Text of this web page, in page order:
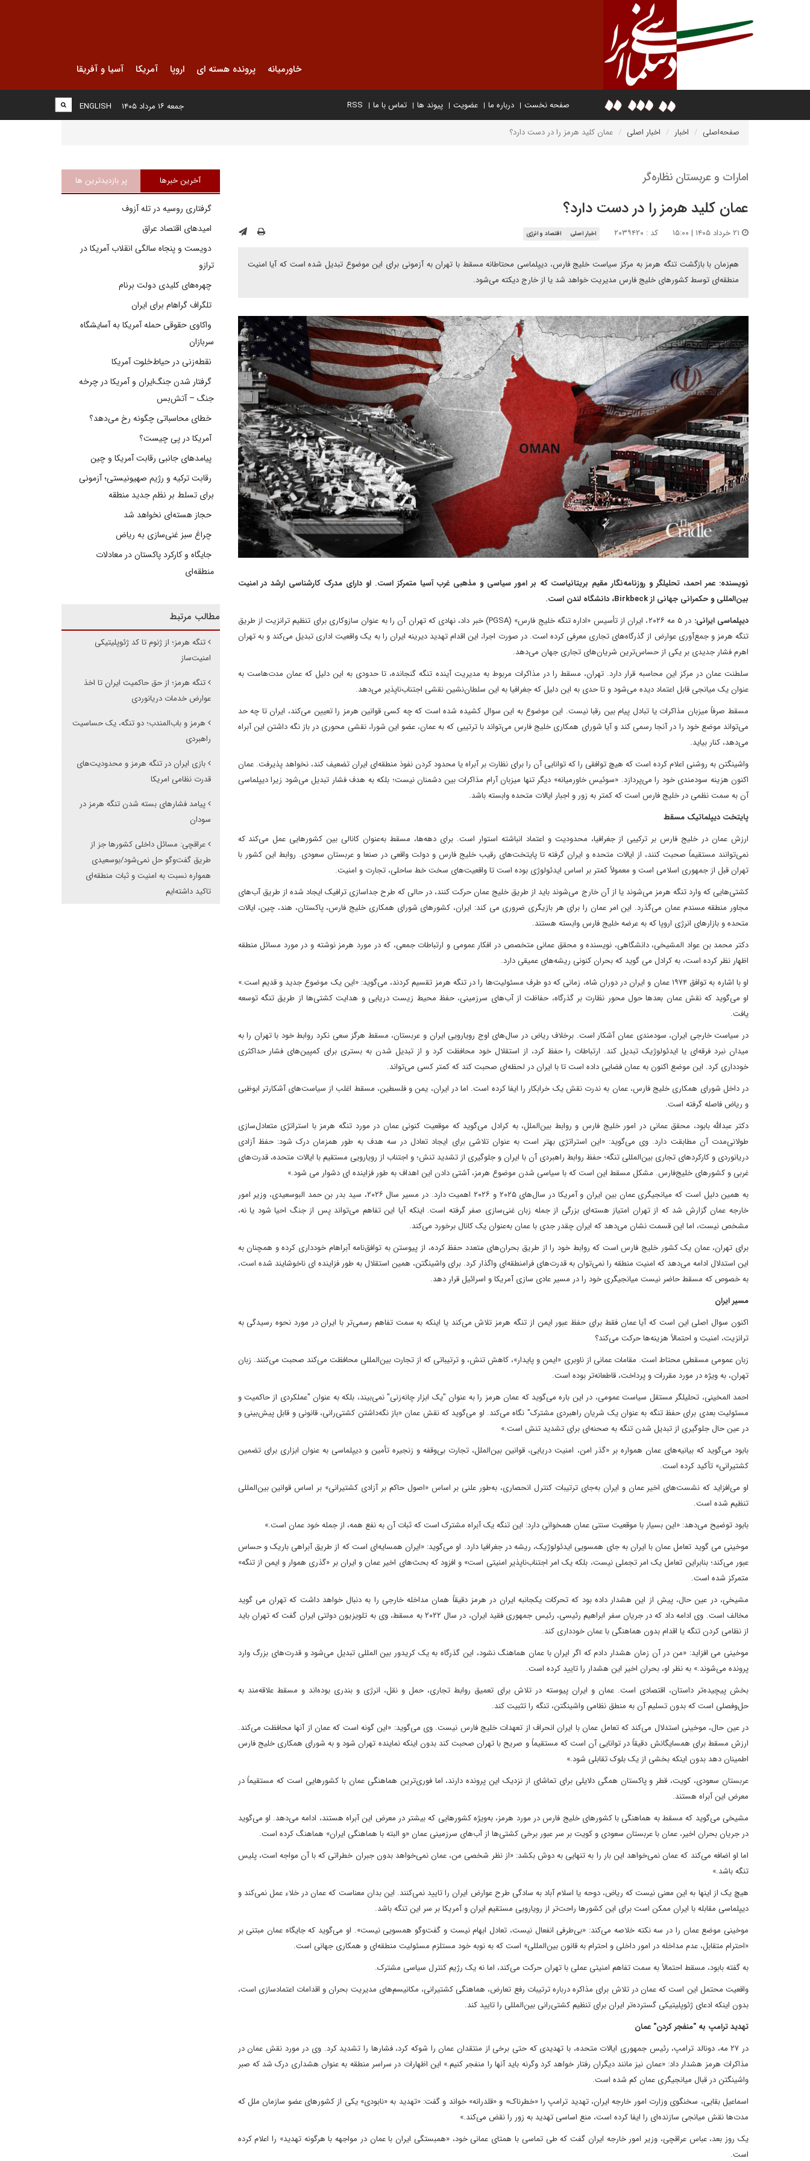
خاورمیانه پرونده هسته ای اروپا آمریکا آسیا و آفریقا
صفحه نخست درباره ما عضویت پیوند ها تماس با ما RSS
ENGLISH جمعه ۱۶ مرداد ۱۴۰۵
صفحه‌اصلی اخبار اخبار اصلی عمان کلید هرمز را در دست دارد؟
امارات و عربستان نظاره‌گر
عمان کلید هرمز را در دست دارد؟
کد : ۲۰۳۹۴۲۰ اخبار اصلی اقتصاد و انرژی
هم‌زمان با بازگشت تنگه هرمز به مرکز سیاست خلیج فارس، دیپلماسی محتاطانه مسقط با تهران به آزمونی برای این موضوع تبدیل شده است که آیا امنیت
منطقه‌ای توسط کشورهای خلیج فارس مدیریت خواهد شد یا از خارج دیکته می‌شود.
نویسنده: عمر احمد، تحلیلگر و روزنامه‌نگار مقیم بریتانیاست که بر امور سیاسی و مذهبی غرب آسیا متمرکز است. او دارای مدرک کارشناسی ارشد در امنیت
بین‌المللی و حکمرانی جهانی از Birkbeck، دانشگاه لندن است.
دیپلماسی ایرانی:
در ۵ مه ۲۰۲۶، ایران از تأسیس «اداره تنگه خلیج فارس» (PGSA) خبر داد، نهادی که تهران آن را به عنوان سازوکاری برای تنظیم ترانزیت از طریق
تنگه هرمز و جمع‌آوری عوارض از گذرگاه‌های تجاری معرفی کرده است. در صورت اجرا، این اقدام تهدید دیرینه ایران را به یک واقعیت اداری تبدیل می‌کند و به تهران
اهرم فشار جدیدی بر یکی از حساس‌ترین شریان‌های تجاری جهان می‌دهد.
سلطنت عمان در مرکز این محاسبه قرار دارد. تهران، مسقط را در مذاکرات مربوط به مدیریت آینده تنگه گنجانده، تا حدودی به این دلیل که عمان مدت‌هاست به
عنوان یک میانجی قابل اعتماد دیده می‌شود و تا حدی به این دلیل که جغرافیا به این سلطان‌نشین نقشی اجتناب‌ناپذیر می‌دهد.
مسقط صرفاً میزبان مذاکرات یا تبادل پیام بین رقبا نیست. این موضوع به این سوال کشیده شده است که چه کسی قوانین هرمز را تعیین می‌کند، ایران تا چه حد
می‌تواند موضع خود را در آنجا رسمی کند و آیا شورای همکاری خلیج فارس می‌تواند با ترتیبی که به عمان، عضو این شورا، نقشی محوری در باز نگه داشتن این آبراه
می‌دهد، کنار بیاید.
واشینگتن به روشنی اعلام کرده است که هیچ توافقی را که توانایی آن را برای نظارت بر آبراه یا محدود کردن نفوذ منطقه‌ای ایران تضعیف کند، نخواهد پذیرفت. عمان
اکنون هزینه سودمندی خود را می‌پردازد. «سوئیس خاورمیانه» دیگر تنها میزبان آرام مذاکرات بین دشمنان نیست؛ بلکه به هدف فشار تبدیل می‌شود زیرا دیپلماسی
آن به سمت نظمی در خلیج فارس است که کمتر به زور و اجبار ایالات متحده وابسته باشد.
پایتخت دیپلماتیک مسقط
ارزش عمان در خلیج فارس بر ترکیبی از جغرافیا، محدودیت و اعتماد انباشته استوار است. برای دهه‌ها، مسقط به‌عنوان کانالی بین کشورهایی عمل می‌کند که
نمی‌توانند مستقیماً صحبت کنند، از ایالات متحده و ایران گرفته تا پایتخت‌های رقیب خلیج فارس و دولت واقعی در صنعا و عربستان سعودی. روابط این کشور با
تهران قبل از جمهوری اسلامی است و معمولاً کمتر بر اساس ایدئولوژی بوده است تا واقعیت‌های سخت خط ساحلی، تجارت و امنیت.
کشتی‌هایی که وارد تنگه هرمز می‌شوند یا از آن خارج می‌شوند باید از طریق خلیج عمان حرکت کنند، در حالی که طرح جداسازی ترافیک ایجاد شده از طریق آب‌های
مجاور منطقه مسندم عمان می‌گذرد. این امر عمان را برای هر بازیگری ضروری می کند: ایران، کشورهای شورای همکاری خلیج فارس، پاکستان، هند، چین، ایالات
متحده و بازارهای انرژی اروپا که به عرضه خلیج فارس وابسته هستند.
دکتر محمد بن عواد المشیخی، دانشگاهی، نویسنده و محقق عمانی متخصص در افکار عمومی و ارتباطات جمعی، که در مورد هرمز نوشته و در مورد مسائل منطقه
اظهار نظر کرده است، به کرادل می گوید که بحران کنونی ریشه‌های عمیقی دارد.
او با اشاره به توافق ۱۹۷۴ عمان و ایران در دوران شاه، زمانی که دو طرف مسئولیت‌ها را در تنگه هرمز تقسیم کردند، می‌گوید: «این یک موضوع جدید و قدیم است.»
او می‌گوید که نقش عمان بعدها حول محور نظارت بر گذرگاه، حفاظت از آب‌های سرزمینی، حفظ محیط زیست دریایی و هدایت کشتی‌ها از طریق تنگه توسعه
یافت.
در سیاست خارجی ایران، سودمندی عمان آشکار است. برخلاف ریاض در سال‌های اوج رویارویی ایران و عربستان، مسقط هرگز سعی نکرد روابط خود با تهران را به
میدان نبرد فرقه‌ای یا ایدئولوژیک تبدیل کند. ارتباطات را حفظ کرد، از استقلال خود محافظت کرد و از تبدیل شدن به بستری برای کمپین‌های فشار حداکثری
خودداری کرد. این موضع اکنون به عمان فضایی داده است تا با ایران در لحظه‌ای صحبت کند که کمتر کسی می‌تواند.
در داخل شورای همکاری خلیج فارس، عمان به ندرت نقش یک خرابکار را ایفا کرده است. اما در ایران، یمن و فلسطین، مسقط اغلب از سیاست‌های آشکارتر ابوظبی
و ریاض فاصله گرفته است.
دکتر عبدالله بابود، محقق عمانی در امور خلیج فارس و روابط بین‌الملل، به کرادل می‌گوید که موقعیت کنونی عمان در مورد تنگه هرمز با استراتژی متعادل‌سازی
طولانی‌مدت آن مطابقت دارد. وی می‌گوید: «این استراتژی بهتر است به عنوان تلاشی برای ایجاد تعادل در سه هدف به طور همزمان درک شود: حفظ آزادی
دریانوردی و کارکردهای تجاری بین‌المللی تنگه؛ حفظ روابط راهبردی آن با ایران و جلوگیری از تشدید تنش؛ و اجتناب از رویارویی مستقیم با ایالات متحده، قدرت‌های
غربی و کشورهای خلیج‌فارس. مشکل مسقط این است که با سیاسی شدن موضوع هرمز، آشتی دادن این اهداف به طور فزاینده ای دشوار می شود.»
به همین دلیل است که میانجیگری عمان بین ایران و آمریکا در سال‌های ۲۰۲۵ و ۲۰۲۶ اهمیت دارد. در مسیر سال ۲۰۲۶، سید بدر بن حمد البوسعیدی، وزیر امور
خارجه عمان گزارش شد که از تهران امتیاز هسته‌ای بزرگی از جمله زبان غنی‌سازی صفر گرفته است. اینکه آیا این تفاهم می‌تواند پس از جنگ احیا شود یا نه،
مشخص نیست، اما این قسمت نشان می‌دهد که ایران چقدر جدی با عمان به‌عنوان یک کانال برخورد می‌کند.
برای تهران، عمان یک کشور خلیج فارس است که روابط خود را از طریق بحران‌های متعدد حفظ کرده، از پیوستن به توافق‌نامه آبراهام خودداری کرده و همچنان به
این استدلال ادامه می‌دهد که امنیت منطقه را نمی‌توان به قدرت‌های فرامنطقه‌ای واگذار کرد. برای واشینگتن، همین استقلال به طور فزاینده ای ناخوشایند شده است،
به خصوص که مسقط حاضر نیست میانجیگری خود را در مسیر عادی سازی آمریکا و اسرائیل قرار دهد.
مسیر ایران
اکنون سوال اصلی این است که آیا عمان فقط برای حفظ عبور ایمن از تنگه هرمز تلاش می‌کند یا اینکه به سمت تفاهم رسمی‌تر با ایران در مورد نحوه رسیدگی به
ترانزیت، امنیت و احتمالاً هزینه‌ها حرکت می‌کند؟
زبان عمومی مسقطی محتاط است. مقامات عمانی از ناوبری «ایمن و پایدار»، کاهش تنش، و ترتیباتی که از تجارت بین‌المللی محافظت می‌کند صحبت می‌کنند. زبان
تهران، به ویژه در مورد مقررات و پرداخت، قاطعانه‌تر بوده است.
احمد المخینی، تحلیلگر مستقل سیاست عمومی، در این باره می‌گوید که عمان هرمز را به عنوان "یک ابزار چانه‌زنی" نمی‌بیند، بلکه به عنوان "عملکردی از حاکمیت و
مسئولیت بعدی برای حفظ تنگه به عنوان یک شریان راهبردی مشترک" نگاه می‌کند. او می‌گوید که نقش عمان «باز نگه‌داشتن کشتی‌رانی، قانونی و قابل پیش‌بینی و
در عین حال جلوگیری از تبدیل شدن تنگه به صحنه‌ای برای تشدید تنش است.»
بابود می‌گوید که بیانیه‌های عمان همواره بر «گذر امن، امنیت دریایی، قوانین بین‌الملل، تجارت بی‌وقفه و زنجیره تأمین و دیپلماسی به عنوان ابزاری برای تضمین
کشتیرانی» تأکید کرده است.
او می‌افزاید که نشست‌های اخیر عمان و ایران به‌جای ترتیبات کنترل انحصاری، به‌طور علنی بر اساس «اصول حاکم بر آزادی کشتیرانی» بر اساس قوانین بین‌المللی
تنظیم شده است.
بابود توضیح می‌دهد: «این بسیار با موقعیت سنتی عمان همخوانی دارد: این تنگه یک آبراه مشترک است که ثبات آن به نفع همه، از جمله خود عمان است.»
موخینی می گوید تعامل عمان با ایران به جای همسویی ایدئولوژیک، ریشه در جغرافیا دارد. او می‌گوید: «ایران همسایه‌ای است که از طریق آبراهی باریک و حساس
عبور می‌کند؛ بنابراین تعامل یک امر تجملی نیست، بلکه یک امر اجتناب‌ناپذیر امنیتی است» و افزود که بحث‌های اخیر عمان و ایران بر «گذری هموار و ایمن از تنگه»
متمرکز شده است.
مشیخی، در عین حال، پیش از این هشدار داده بود که تحرکات یکجانبه ایران در هرمز دقیقاً همان مداخله خارجی را به دنبال خواهد داشت که تهران می گوید
مخالف است. وی ادامه داد که در جریان سفر ابراهیم رئیسی، رئیس جمهوری فقید ایران، در سال ۲۰۲۲ به مسقط، وی به تلویزیون دولتی ایران گفت که تهران باید
از نظامی کردن تنگه یا اقدام بدون هماهنگی با عمان خودداری کند.
موخینی می افزاید: «من در آن زمان هشدار دادم که اگر ایران با عمان هماهنگ نشود، این گذرگاه به یک کریدور بین المللی تبدیل می‌شود و قدرت‌های بزرگ وارد
پرونده می‌شوند.» به نظر او، بحران اخیر این هشدار را تایید کرده است.
بخش پیچیده‌تر داستان، اقتصادی است. عمان و ایران پیوسته در تلاش برای تعمیق روابط تجاری، حمل و نقل، انرژی و بندری بوده‌اند و مسقط علاقه‌مند به
حل‌وفصلی است که بدون تسلیم آن به منطق نظامی واشینگتن، تنگه را تثبیت کند.
در عین حال، موخینی استدلال می‌کند که تعامل عمان با ایران انحراف از تعهدات خلیج فارس نیست. وی می‌گوید: «این گونه است که عمان از آنها محافظت می‌کند.
ارزش مسقط برای همسایگانش دقیقاً در توانایی آن است که مستقیماً و صریح با تهران صحبت کند بدون اینکه نماینده تهران شود و به شورای همکاری خلیج فارس
اطمینان دهد بدون اینکه بخشی از یک بلوک تقابلی شود.»
عربستان سعودی، کویت، قطر و پاکستان همگی دلایلی برای تماشای از نزدیک این پرونده دارند، اما فوری‌ترین هماهنگی عمان با کشورهایی است که مستقیماً در
معرض این آبراه هستند.
مشیخی می‌گوید که مسقط به هماهنگی با کشورهای خلیج فارس در مورد هرمز، به‌ویژه کشورهایی که بیشتر در معرض این آبراه هستند، ادامه می‌دهد. او می‌گوید
در جریان بحران اخیر، عمان با عربستان سعودی و کویت بر سر عبور برخی کشتی‌ها از آب‌های سرزمینی عمان «و البته با هماهنگی ایران» هماهنگ کرده است.
اما او اضافه می‌کند که عمان نمی‌خواهد این بار را به تنهایی به دوش بکشد: «از نظر شخصی من، عمان نمی‌خواهد بدون جبران خطراتی که با آن مواجه است، پلیس
تنگه باشد.»
هیچ یک از اینها به این معنی نیست که ریاض، دوحه یا اسلام آباد به سادگی طرح عوارض ایران را تایید نمی‌کنند. این بدان معناست که عمان در خلاء عمل نمی‌کند و
دیپلماسی مقابله با ایران ممکن است برای این کشورها راحت‌تر از رویارویی مستقیم ایران و آمریکا بر سر این تنگه باشد.
موخینی موضع عمان را در سه نکته خلاصه می‌کند: «بی‌طرفی انفعال نیست، تعادل ابهام نیست و گفت‌وگو همسویی نیست». او می‌گوید که جایگاه عمان مبتنی بر
«احترام متقابل، عدم مداخله در امور داخلی و احترام به قانون بین‌المللی» است که به نوبه خود مستلزم مسئولیت منطقه‌ای و همکاری جهانی است.
به گفته بابود، مسقط احتمالاً به سمت تفاهم امنیتی عملی با تهران حرکت می‌کند، اما نه یک رژیم کنترل سیاسی مشترک.
واقعیت محتمل این است که عمان در تلاش برای مذاکره درباره ترتیبات رفع تعارض، هماهنگی کشتیرانی، مکانیسم‌های مدیریت بحران و اقدامات اعتمادسازی است،
بدون اینکه ادعای ژئوپلیتیکی گسترده‌تر ایران برای تنظیم کشتی‌رانی بین‌المللی را تایید کند.
تهدید ترامپ به "منفجر کردن" عمان
در ۲۷ مه، دونالد ترامپ، رئیس جمهوری ایالات متحده، با تهدیدی که حتی برخی از منتقدان عمان را شوکه کرد، فشارها را تشدید کرد. وی در مورد نقش عمان در
مذاکرات هرمز هشدار داد: «عمان نیز مانند دیگران رفتار خواهد کرد وگرنه باید آنها را منفجر کنیم.» این اظهارات در سراسر منطقه به عنوان هشداری درک شد که صبر
واشینگتن در قبال میانجیگری عمان کم شده است.
اسماعیل بقایی، سخنگوی وزارت امور خارجه ایران، تهدید ترامپ را «خطرناک» و «قلدرانه» خواند و گفت: «تهدید به «نابودی» یکی از کشورهای عضو سازمان ملل که
مدت‌ها نقش میانجی سازنده‌ای را ایفا کرده است، منع اساسی تهدید به زور را نقض می‌کند.»
یک روز بعد، عباس عراقچی، وزیر امور خارجه ایران گفت که طی تماسی با همتای عمانی خود، «همبستگی ایران با عمان در مواجهه با هرگونه تهدید» را اعلام کرده
است.
آخرین خبرها پر بازدیدترین ها
گرفتاری روسیه در تله آزوف
امیدهای اقتصاد عراق
دویست و پنجاه سالگی انقلاب آمریکا در
ترازو
چهره‌های کلیدی دولت برنام
تلگراف گراهام برای ایران
واکاوی حقوقی حمله آمریکا به آسایشگاه
سربازان
نقطه‌زنی در حیاط‌خلوت آمریکا
گرفتار شدن جنگ‌ایران و آمریکا در چرخه
جنگ – آتش‌بس
خطای محاسباتی چگونه رخ می‌دهد؟
آمریکا در پی چیست؟
پیامدهای جانبی رقابت آمریکا و چین
رقابت ترکیه و رژیم صهیونیستی؛ آزمونی
برای تسلط بر نظم جدید منطقه
حجاز هسته‌ای نخواهد شد
چراغ سبز غنی‌سازی به ریاض
جایگاه و کارکرد پاکستان در معادلات
منطقه‌ای
مطالب مرتبط
تنگه هرمز؛ از ژنوم تا کد ژئوپلیتیکی
امنیت‌ساز
تنگه هرمز؛ از حق حاکمیت ایران تا اخذ
عوارض خدمات دریانوردی
هرمز و باب‌المندب؛ دو تنگه، یک حساسیت
راهبردی
بازی ایران در تنگه هرمز و محدودیت‌های
قدرت نظامی امریکا
پیامد فشارهای بسته شدن تنگه هرمز در
سودان
عراقچی: مسائل داخلی کشورها جز از
طریق گفت‌وگو حل نمی‌شود/بوسعیدی
همواره نسبت به امنیت و ثبات منطقه‌ای
تاکید داشته‌ایم